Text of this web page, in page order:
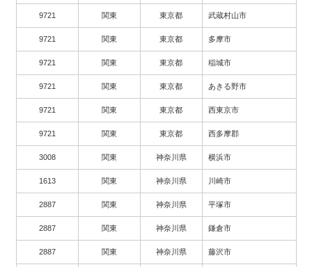
9721 関東 東京都 武蔵村山市
9721 関東 東京都 多摩市
9721 関東 東京都 稲城市
9721 関東 東京都 あきる野市
9721 関東 東京都 西東京市
9721 関東 東京都 西多摩郡
3008 関東 神奈川県 横浜市
1613 関東 神奈川県 川崎市
2887 関東 神奈川県 平塚市
2887 関東 神奈川県 鎌倉市
2887 関東 神奈川県 藤沢市